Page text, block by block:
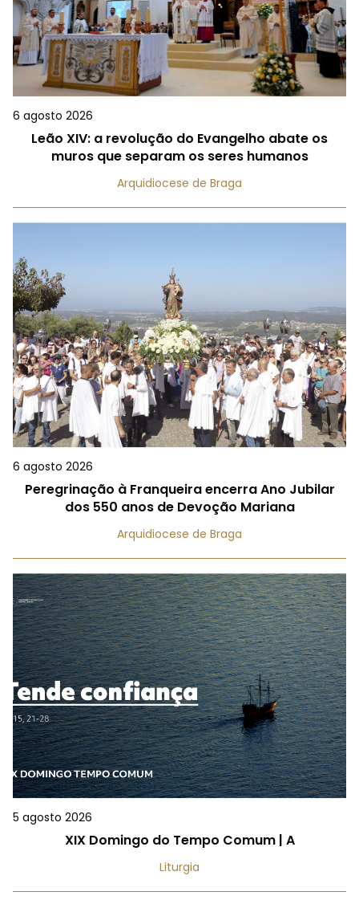
6 agosto 2026
Leão XIV: a revolução do Evangelho abate os
muros que separam os seres humanos
Arquidiocese de Braga
6 agosto 2026
Peregrinação à Franqueira encerra Ano Jubilar
dos 550 anos de Devoção Mariana
Arquidiocese de Braga
5 agosto 2026
XIX Domingo do Tempo Comum | A
Liturgia